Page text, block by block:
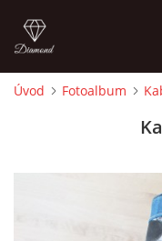
Úvod Fotoalbum